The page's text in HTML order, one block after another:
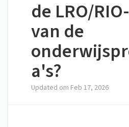
de LRO/
van de
a's?
Updated om Feb 17, 2026